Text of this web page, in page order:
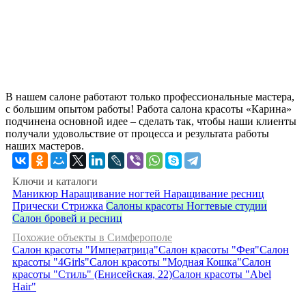
В нашем салоне работают только профессиональные мастера,
с большим опытом работы! Работа салона красоты «Карина»
подчинена основной идее – сделать так, чтобы наши клиенты
получали удовольствие от процесса и результата работы
наших мастеров.
Ключи и каталоги
Маникюр Наращивание ногтей Наращивание ресниц
Прически Стрижка Салоны красоты Ногтевые студии
Салон бровей и ресниц
Похожие объекты в Симферополе
Салон красоты "Императрица"Салон красоты "Фея"Салон
красоты "4Girls"Салон красоты "Модная Кошка"Салон
красоты "Стиль" (Енисейская, 22)Салон красоты "Abel
Hair"